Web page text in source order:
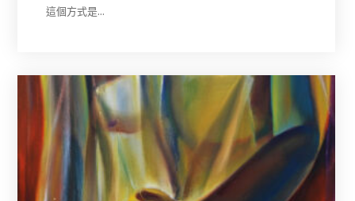
這個方式是…